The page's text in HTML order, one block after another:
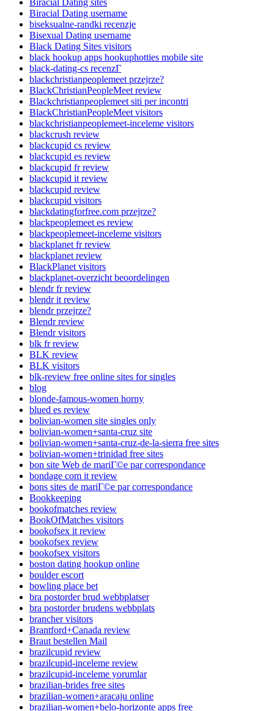
Biracial Dating username
biseksualne-randki recenzje
Bisexual Dating username
Black Dating Sites visitors
black hookup apps hookuphotties mobile site
black-dating-cs recenzГ­
blackchristianpeoplemeet przejrze?
BlackChristianPeopleMeet review
Blackchristianpeoplemeet siti per incontri
BlackChristianPeopleMeet visitors
blackchristianpeoplemeet-inceleme visitors
blackcrush review
blackcupid cs review
blackcupid es review
blackcupid fr review
blackcupid it review
blackcupid review
blackcupid visitors
blackdatingforfree.com przejrze?
blackpeoplemeet es review
blackpeoplemeet-inceleme visitors
blackplanet fr review
blackplanet review
BlackPlanet visitors
blackplanet-overzicht beoordelingen
blendr fr review
blendr it review
blendr przejrze?
Blendr review
Blendr visitors
blk fr review
BLK review
BLK visitors
blk-review free online sites for singles
blog
blonde-famous-women horny
blued es review
bolivian-women site singles only
bolivian-women+santa-cruz site
bolivian-women+santa-cruz-de-la-sierra free sites
bolivian-women+trinidad free sites
bon site Web de mariГ©e par correspondance
bondage com it review
bons sites de mariГ©e par correspondance
Bookkeeping
bookofmatches review
BookOfMatches visitors
bookofsex it review
bookofsex review
bookofsex visitors
boston dating hookup online
boulder escort
bowling place bet
bra postorder brud webbplatser
bra postorder brudens webbplats
brancher visitors
Brantford+Canada review
Braut bestellen Mail
brazilcupid review
brazilcupid-inceleme review
brazilcupid-inceleme yorumlar
brazilian-brides free sites
brazilian-women+aracaju online
brazilian-women+belo-horizonte apps free